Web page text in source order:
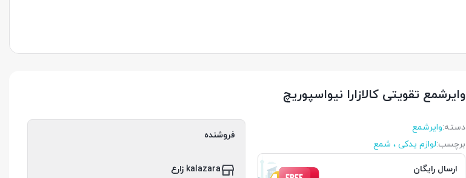
وایرشمع تقویتی کالازارا نیواسپوریچ
دسته:وایرشمع
برچسب:لوازم یدکی ، شمع
ارسال رایگان
فروشنده
kalazara زارع